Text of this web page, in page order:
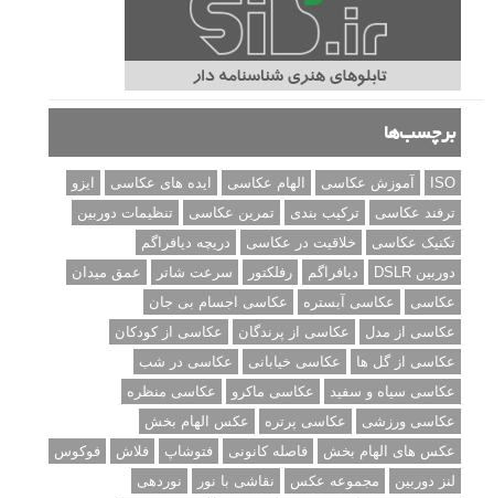
برچسب‌ها
ISO آموزش عکاسی الهام عکاسی ایده های عکاسی
ایزو
ترفند عکاسی
ترکیب بندی تمرین عکاسی
تنظیمات دوربین
تکنیک عکاسی
خلاقیت در عکاسی
دریچه دیافراگم
دوربین DSLR
دیافراگم رفلکتور سرعت شاتر
عمق میدان
عکاسی
عکاسی آبستره
عکاسی اجسام بی جان
عکاسی از مدل
عکاسی از پرندگان
عکاسی از کودکان
عکاسی از گل ها
عکاسی خیابانی
عکاسی در شب
عکاسی سیاه و سفید
عکاسی ماکرو
عکاسی منظره
عکاسی ورزشی
عکاسی پرتره
عکس الهام بخش
عکس های الهام بخش
فاصله کانونی فتوشاپ فلاش
فوکوس
لنز دوربین
مجموعه عکس نقاشی با نور
نوردهی